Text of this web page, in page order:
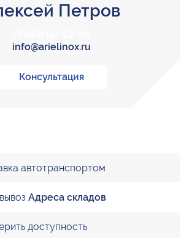
Петров
info@arielinox.ru
Консультация
автотранспортом
Адреса складов
доступность